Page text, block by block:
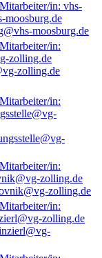
moosburg.de
zolling.de
zolling.de